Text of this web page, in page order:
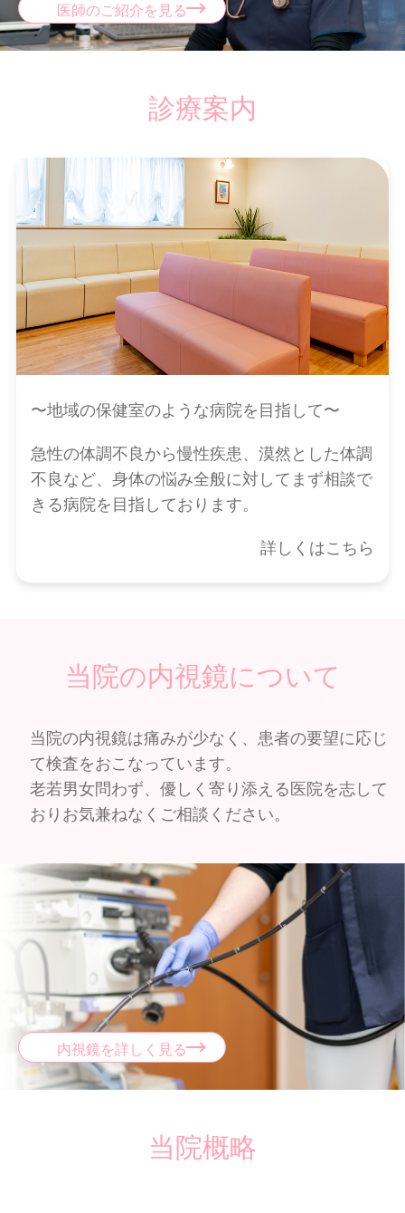
医師のご紹介を見る
診療案内
〜地域の保健室のような病院を目指して〜
急性の体調不良から慢性疾患、漠然とした体調
不良など、身体の悩み全般に対してまず相談で
きる病院を目指しております。
詳しくはこちら
当院の内視鏡について
当院の内視鏡は痛みが少なく、患者の要望に応じ
て検査をおこなっています。
老若男女問わず、優しく寄り添える医院を志して
おりお気兼ねなくご相談ください。
内視鏡を詳しく見る
当院概略